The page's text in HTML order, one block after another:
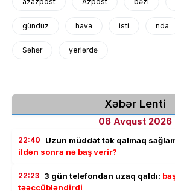
gündüz hava isti nda
Səhər yerlərdə
Xəbər Lenti
08 Avqust 2026
22:40 Uzun müddət tək qalmaq
ildən sonra nə baş verir?
22:23 3 gün telefondan uzaq qaldı:
təəccübləndirdi